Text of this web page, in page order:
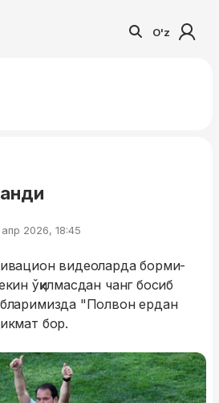
O'z
2026, 18:45
видеоларда борми-
ўқилмасдан чанг босиб
"Полвон ердан
бор.